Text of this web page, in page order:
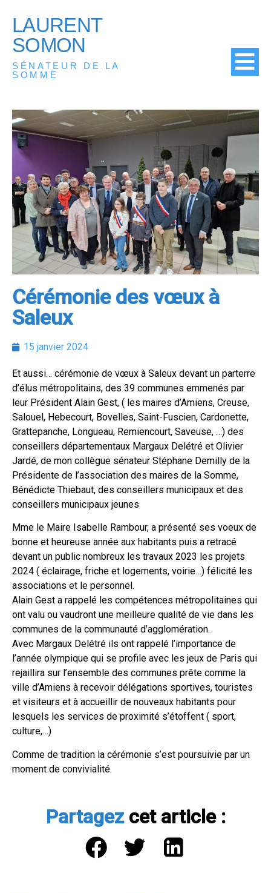
LAURENT
SOMON
SÉNATEUR DE LA
SOMME
Cérémonie des vœux à
Saleux
15 janvier 2024
Et aussi… cérémonie de vœux à Saleux devant un parterre
d’élus métropolitains, des 39 communes emmenés par
leur Président Alain Gest, ( les maires d’Amiens, Creuse,
Salouel, Hebecourt, Bovelles, Saint-Fuscien, Cardonette,
Grattepanche, Longueau, Remiencourt, Saveuse, …) des
conseillers départementaux Margaux Delétré et Olivier
Jardé, de mon collègue sénateur Stéphane Demilly de la
Présidente de l’association des maires de la Somme,
Bénédicte Thiebaut, des conseillers municipaux et des
conseillers municipaux jeunes
Mme le Maire Isabelle Rambour, a présenté ses voeux de
bonne et heureuse année aux habitants puis a retracé
devant un public nombreux les travaux 2023 les projets
2024 ( éclairage, friche et logements, voirie…) félicité les
associations et le personnel.
Alain Gest a rappelé les compétences métropolitaines qui
ont valu ou vaudront une meilleure qualité de vie dans les
communes de la communauté d’agglomération.
Avec Margaux Delétré ils ont rappelé l’importance de
l’année olympique qui se profile avec les jeux de Paris qui
rejaillira sur l’ensemble des communes prête comme la
ville d’Amiens à recevoir délégations sportives, touristes
et visiteurs et à accueillir de nouveaux habitants pour
lesquels les services de proximité s’étoffent ( sport,
culture,…)
Comme de tradition la cérémonie s’est poursuivie par un
moment de convivialité.
Partagezcet article :